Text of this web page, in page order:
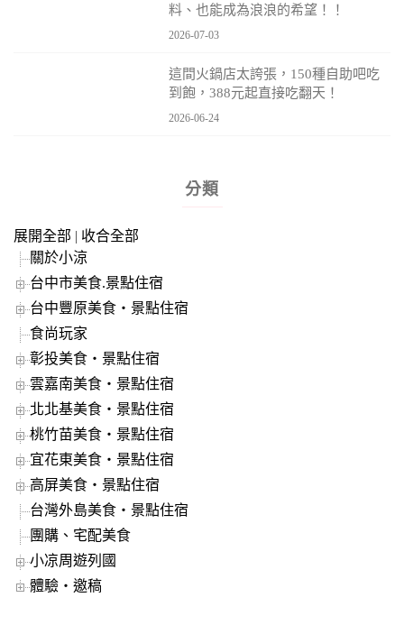
料、也能成為浪浪的希望！！
2026-07-03
這間火鍋店太誇張，150種自助吧吃
到飽，388元起直接吃翻天！
2026-06-24
分類
展開全部 | 收合全部
關於小涼
台中市美食.景點住宿
台中豐原美食‧景點住宿
食尚玩家
彰投美食‧景點住宿
雲嘉南美食‧景點住宿
北北基美食‧景點住宿
桃竹苗美食‧景點住宿
宜花東美食‧景點住宿
高屏美食‧景點住宿
台灣外島美食‧景點住宿
團購、宅配美食
小凉周遊列國
體驗‧邀稿